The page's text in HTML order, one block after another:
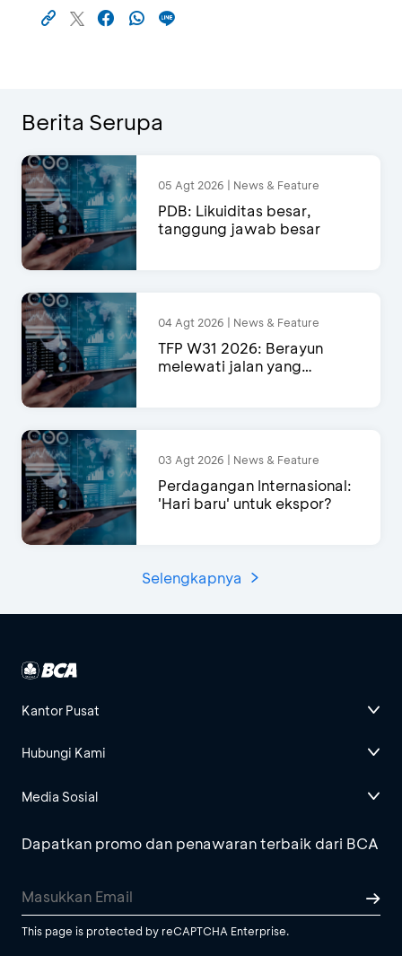
Berita Serupa
05 Agt 2026 | News & Feature
PDB: Likuiditas besar,
tanggung jawab besar
04 Agt 2026 | News & Feature
TFP W31 2026: Berayun
melewati jalan yang
03 Agt 2026 | News & Feature
Perdagangan Internasional:
'Hari baru' untuk ekspor?
Selengkapnya
Kantor Pusat
Hubungi Kami
Media Sosial
Dapatkan promo dan penawaran terbaik dari BCA
This page is protected by reCAPTCHA Enterprise.